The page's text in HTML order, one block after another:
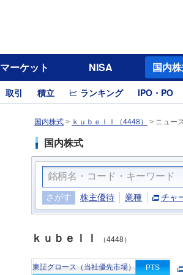
マーケット NISA 国内
取引 積立 ランキング IPO・PO
国内株式 > ｋｕｂｅｌｌ（4448） > ニュー
国内株式
さがす 株主優待 業種 チャ
ｋｕｂｅｌｌ （4448）
東証グロース（当社優先市場） PTS